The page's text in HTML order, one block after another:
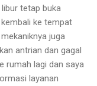
tetap buka
ke tempat
juga
antrian dan gagal
rumah lagi dan saya
layanan